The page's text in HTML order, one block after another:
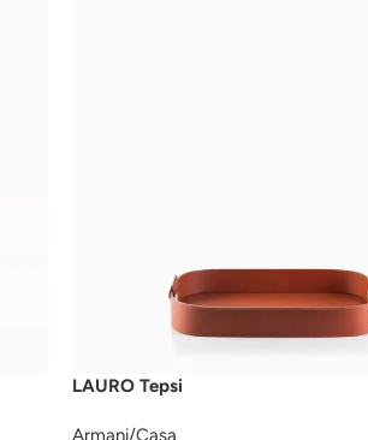
LAURO Tepsi
Armani/Casa